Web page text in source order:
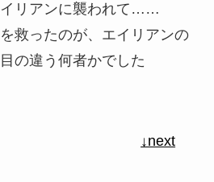
リアンに襲われて……
救ったのが、エイリアンの
の違う何者かでした
↓next